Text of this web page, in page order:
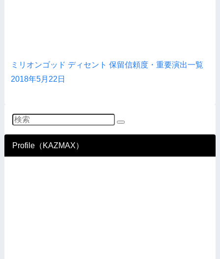
ミリオンゴッド ディセント 保留信頼度・重要演出一覧
2018年5月22日
Profile（KAZMAX）